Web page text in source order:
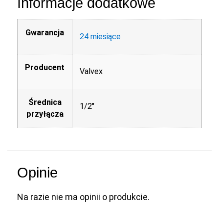
Gwarancja 24 miesiące
Producent Valvex
Średnica
przyłącza
1/2"
Opinie
Na razie nie ma opinii o produkcie.